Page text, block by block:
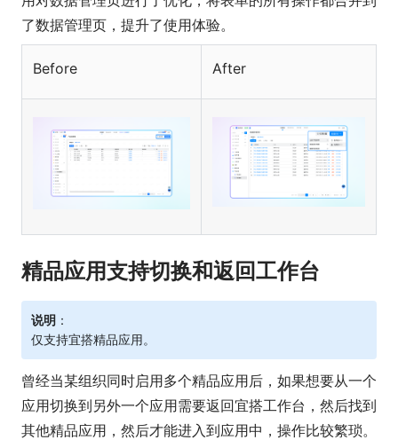
了数据管理页，提升了使用体验。
Before After
精品应用支持切换和返回工作台
说明 ：
仅支持宜搭精品应用。
曾经当某组织同时启用多个精品应用后，如果想要从一个
应用切换到另外一个应用需要返回宜搭工作台，然后找到
其他精品应用，然后才能进入到应用中，操作比较繁琐。